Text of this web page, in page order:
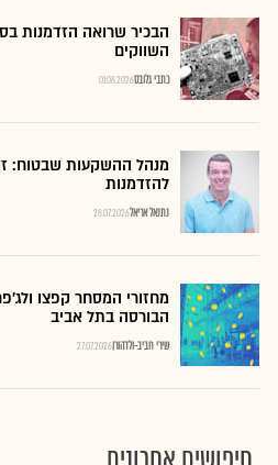
הבכיר שרואה הזדמנות
השווקים
01.08.2026כתבי גלובס
מנהל ההשקעות שבטוח:
להזדמנות
28.07.2026נתנאל אריאל
מחזורי המסחר קפצו
הבורסה בתל אביב
27.07.2026שירי חביב-ולדהורן